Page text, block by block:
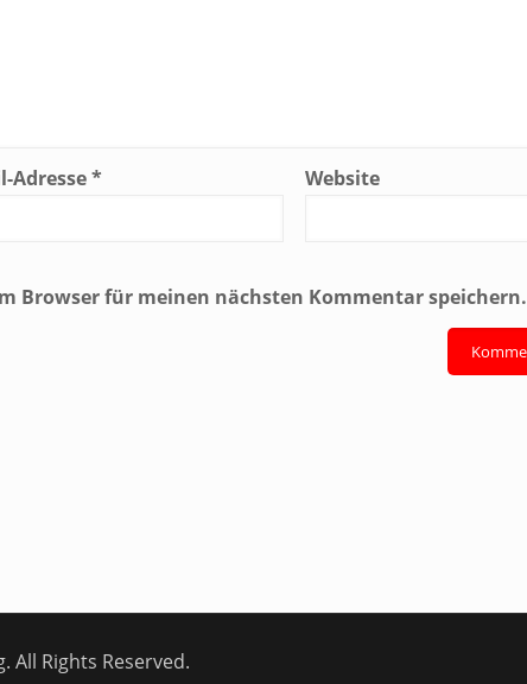
Adresse* Website
Browser für meinen nächsten Kommentar speichern.
Rights Reserved.